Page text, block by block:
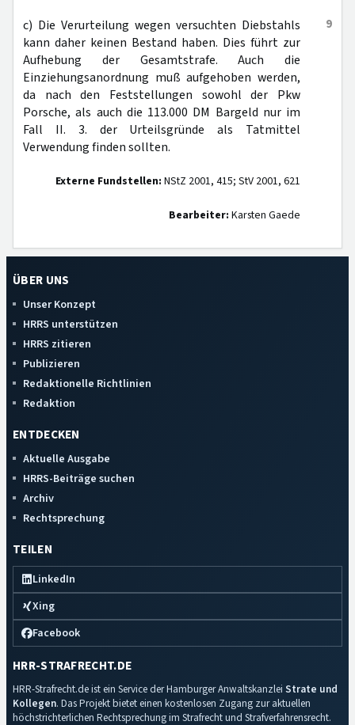
9
c) Die Verurteilung wegen versuchten Diebstahls
kann daher keinen Bestand haben. Dies führt zur
Aufhebung der Gesamtstrafe. Auch die
Einziehungsanordnung muß aufgehoben werden,
da nach den Feststellungen sowohl der Pkw
Porsche, als auch die 113.000 DM Bargeld nur im
Fall II. 3. der Urteilsgründe als Tatmittel
Verwendung finden sollten.
Externe Fundstellen: NStZ 2001, 415; StV 2001, 621
Bearbeiter: Karsten Gaede
ÜBER UNS
Unser Konzept
HRRS unterstützen
HRRS zitieren
Publizieren
Redaktionelle Richtlinien
Redaktion
ENTDECKEN
Aktuelle Ausgabe
HRRS-Beiträge suchen
Archiv
Rechtsprechung
TEILEN
LinkedIn
Xing
Facebook
HRR-STRAFRECHT.DE
HRR-Strafrecht.de ist ein Service der Hamburger Anwaltskanzlei Strate und
Kollegen. Das Projekt bietet einen kostenlosen Zugang zur aktuellen
höchstrichterlichen Rechtsprechung im Strafrecht und Strafverfahrensrecht.